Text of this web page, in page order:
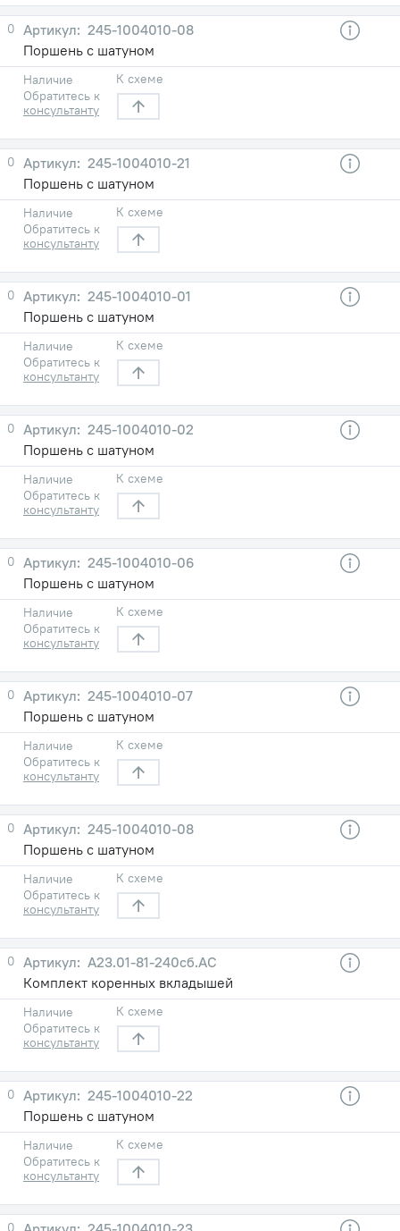
0
245-1004010-08
Поршень с шатуном
Наличие
Обратитесь к
консультанту
К схеме
0
245-1004010-21
Поршень с шатуном
Наличие
Обратитесь к
консультанту
К схеме
0
245-1004010-01
Поршень с шатуном
Наличие
Обратитесь к
консультанту
К схеме
0
245-1004010-02
Поршень с шатуном
Наличие
Обратитесь к
консультанту
К схеме
0
245-1004010-06
Поршень с шатуном
Наличие
Обратитесь к
консультанту
К схеме
0
245-1004010-07
Поршень с шатуном
Наличие
Обратитесь к
консультанту
К схеме
0
245-1004010-08
Поршень с шатуном
Наличие
Обратитесь к
консультанту
К схеме
0
А23.01-81-240сб.АС
Комплект коренных вкладышей
Наличие
Обратитесь к
консультанту
К схеме
0
245-1004010-22
Поршень с шатуном
Наличие
Обратитесь к
консультанту
К схеме
0